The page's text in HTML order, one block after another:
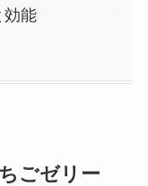
効能
ごゼリー